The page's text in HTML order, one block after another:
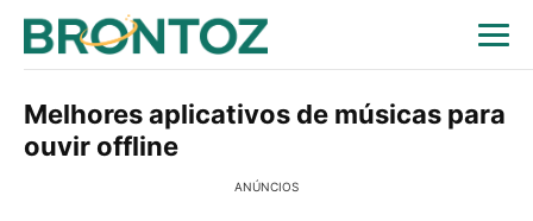
Melhores aplicativos de músicas para
ouvir offline
ANÚNCIOS